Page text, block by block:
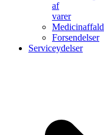
af
varer
Medicinaffald
Forsendelser
Serviceydelser